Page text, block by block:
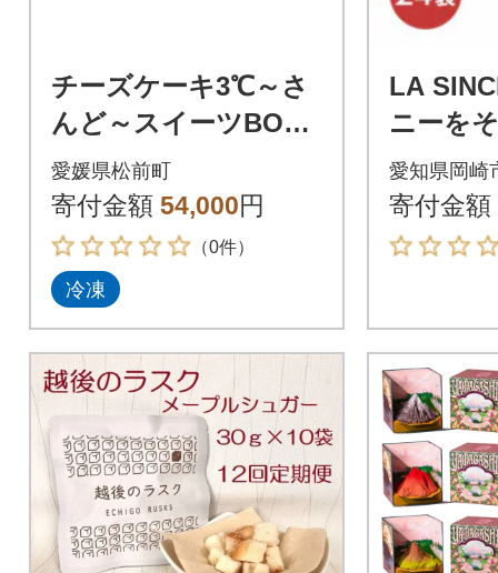
チーズケーキ3℃～さ
んど～スイーツBOX
(大)
愛媛県松前町
寄付金額 54,000円
（0件）
冷凍
LA
ニーを
込んだ
愛知県岡崎
寄付金額